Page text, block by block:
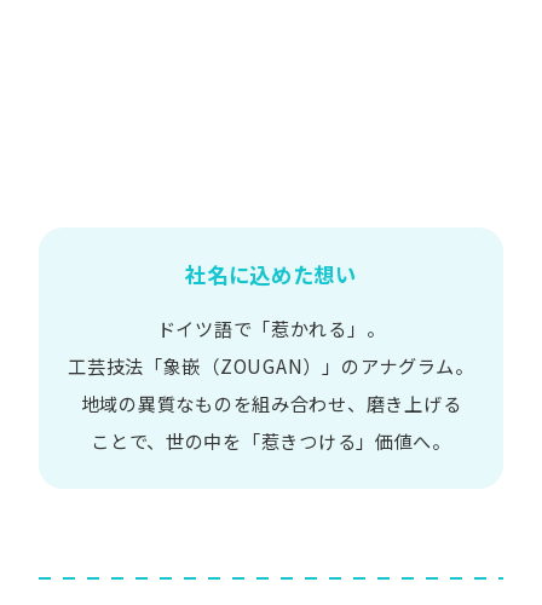
社名に込めた想い
ドイツ語で​「惹かれる」。
工芸技法​「象嵌​（ZOUGAN）」の​アナグラム。
地域の​異質な​ものを​組み合わせ、 磨き上げる​
ことで、 世の​中を​「惹きつける」価値へ。​